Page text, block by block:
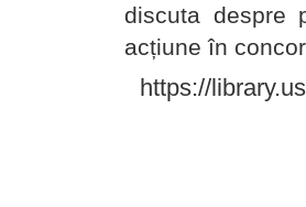
discuta despre
acțiune în
https://